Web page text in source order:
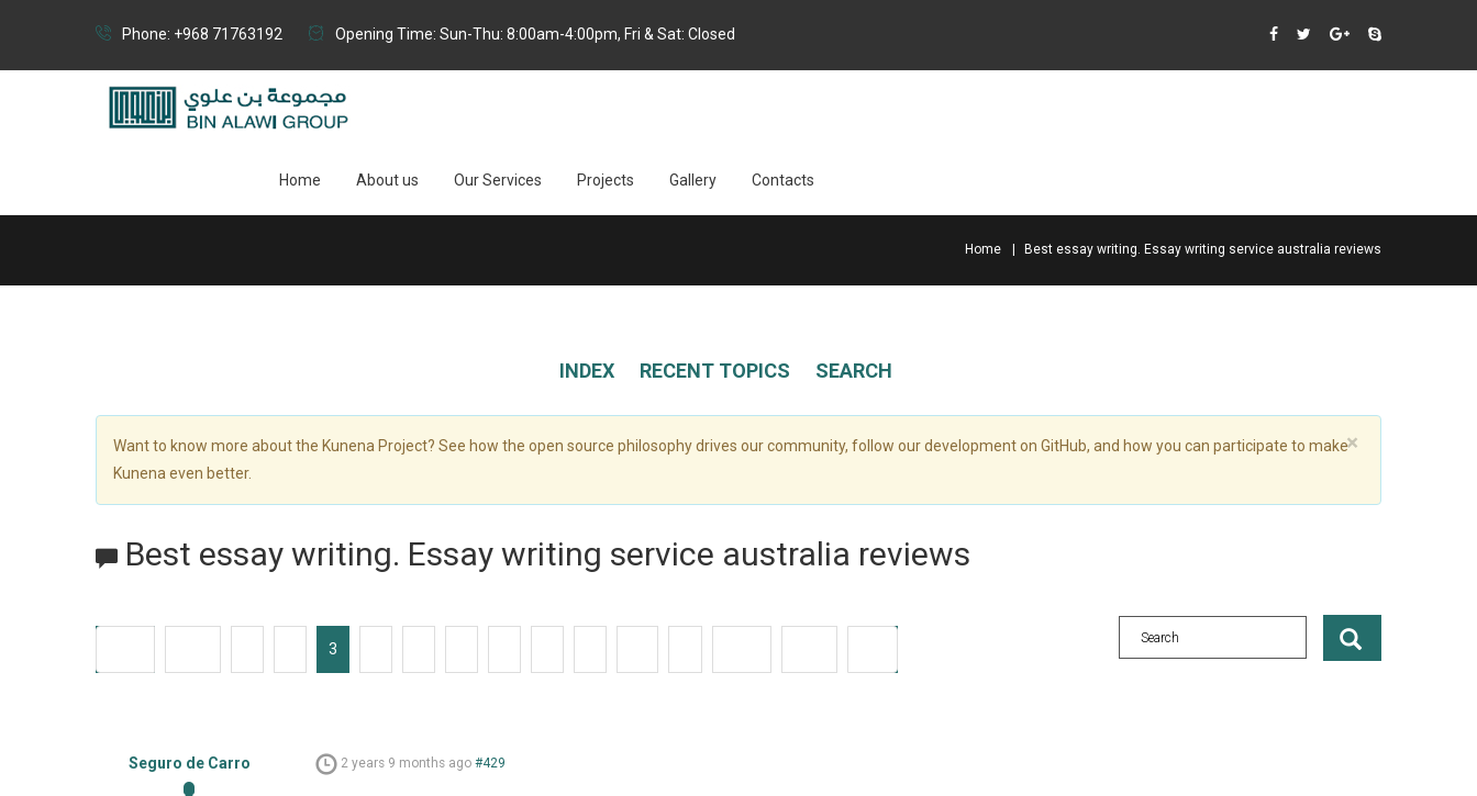
Phone: +968 71763192 Opening Time: Sun-Thu: 8:00am-4:00pm, Fri & Sat: Closed
Home About us Our Services Projects Gallery Contacts
Home Best essay writing. Essay writing service australia reviews
INDEX RECENT TOPICS SEARCH
×
Want to know more about the Kunena Project? See how the open source philosophy drives our community, follow our development on GitHub, and how you can participate to make
Kunena even better.
Best essay writing. Essay writing service australia reviews
3
Seguro de Carro 2 years 9 months ago #429